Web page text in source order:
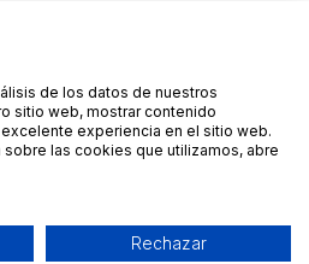
de los datos de nuestros
sitio web, mostrar contenido
experiencia en el sitio web.
las cookies que utilizamos, abre
Rechazar